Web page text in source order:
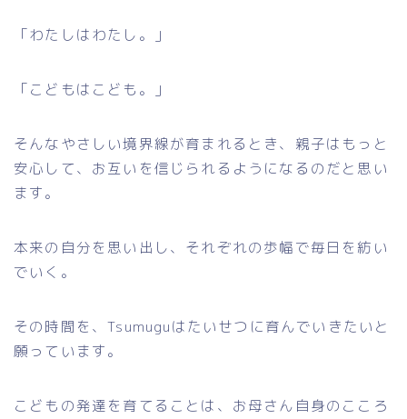
「わたしはわたし。」
「こどもはこども。」
そんなやさしい境界線が育まれるとき、親子はもっと
安心して、お互いを信じられるようになるのだと思い
ます。
本来の自分を思い出し、それぞれの歩幅で毎日を紡い
でいく。
その時間を、Tsumuguはたいせつに育んでいきたいと
願っています。
こどもの発達を育てることは、お母さん自身のこころ